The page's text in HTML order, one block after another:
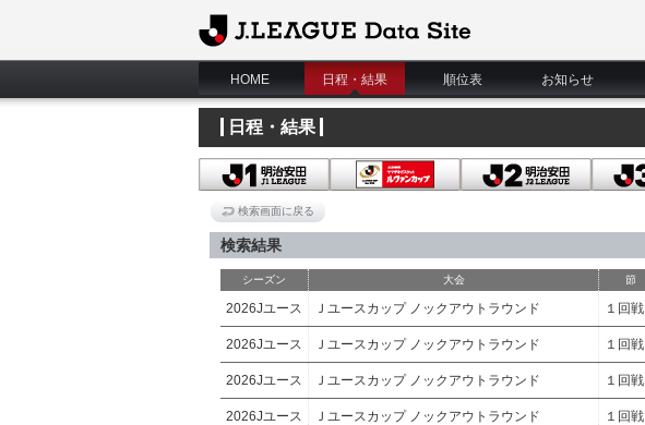
J.League Data Site
HOME 日程・結果 順位表 お知らせ
日程・結果
検索画面に戻る
検索結果
シーズン 大会 節
2026Jユース Ｊユースカップ ノックアウトラウンド １回戦
2026Jユース Ｊユースカップ ノックアウトラウンド １回戦
2026Jユース Ｊユースカップ ノックアウトラウンド １回戦
2026Jユース Ｊユースカップ ノックアウトラウンド １回戦